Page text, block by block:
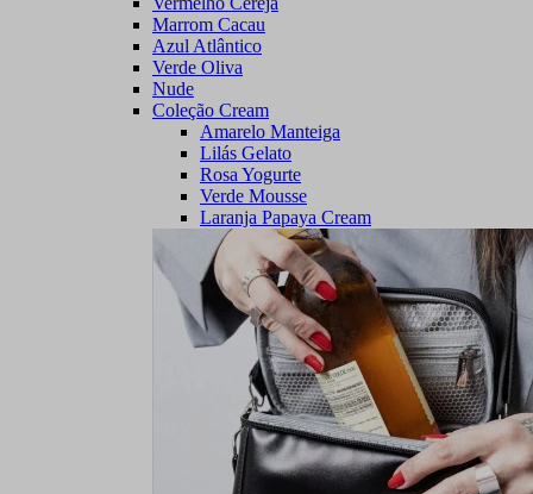
Marrom Cacau
Azul Atlântico
Verde Oliva
Nude
Coleção Cream
Amarelo Manteiga
Lilás Gelato
Rosa Yogurte
Verde Mousse
Laranja Papaya Cream